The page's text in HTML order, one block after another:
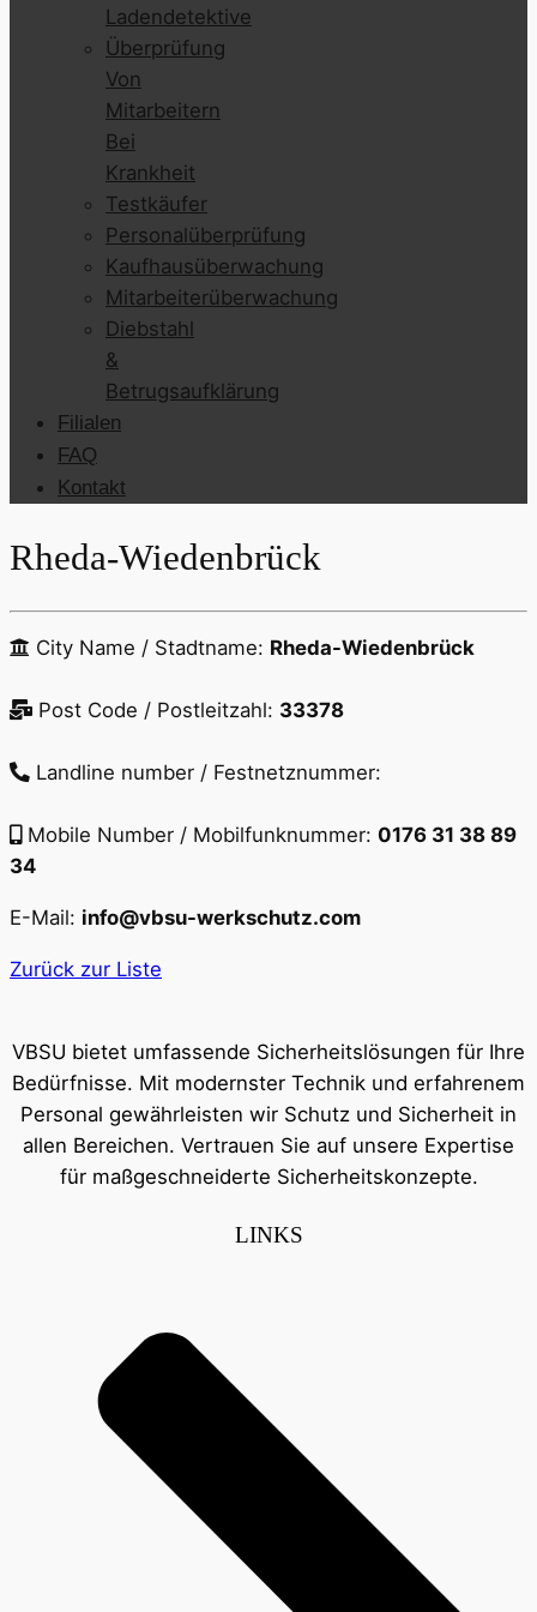
Ladendetektive
Überprüfung
Von
Mitarbeitern
Bei
Krankheit
Testkäufer
Personalüberprüfung
Kaufhausüberwachung
Mitarbeiterüberwachung
Diebstahl
&
Betrugsaufklärung
Filialen
FAQ
Kontakt
Rheda-Wiedenbrück
City Name / Stadtname: Rheda-Wiedenbrück
Post Code / Postleitzahl: 33378
Landline number / Festnetznummer:
Mobile Number / Mobilfunknummer: 0176 31 38 89
34
E-Mail: info@vbsu-werkschutz.com
Zurück zur Liste
VBSU bietet umfassende Sicherheitslösungen für Ihre
Bedürfnisse. Mit modernster Technik und erfahrenem
Personal gewährleisten wir Schutz und Sicherheit in
allen Bereichen. Vertrauen Sie auf unsere Expertise
für maßgeschneiderte Sicherheitskonzepte.
LINKS